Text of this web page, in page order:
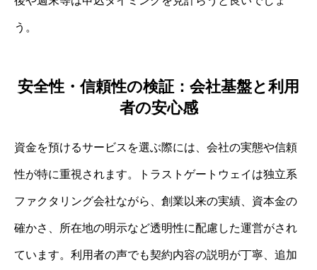
う。
安全性・信頼性の検証：会社基盤と利用
者の安心感
資金を預けるサービスを選ぶ際には、会社の実態や信頼
性が特に重視されます。トラストゲートウェイは独立系
ファクタリング会社ながら、創業以来の実績、資本金の
確かさ、所在地の明示など透明性に配慮した運営がされ
ています。利用者の声でも契約内容の説明が丁寧、追加